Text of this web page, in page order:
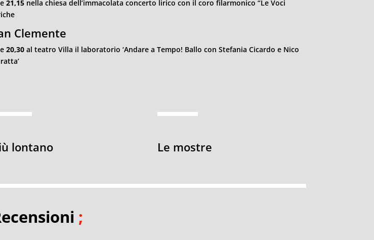
21,15 nella chiesa dell’immacolata concerto lirico con il coro filarmonico “Le Voci
Clemente
20,30 al teatro Villa il laboratorio ‘Andare a Tempo! Ballo con Stefania Cicardo e Nico
lontano Le mostre
;